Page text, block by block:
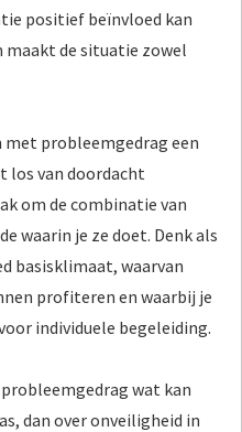
positief beïnvloed kan
de situatie zowel
met probleemgedrag een
los van doordacht
om de combinatie van
waarin je ze doet. Denk als
basisklimaat, waarvan
profiteren en waarbij je
individuele begeleiding.
wat kan
dan over onveiligheid in